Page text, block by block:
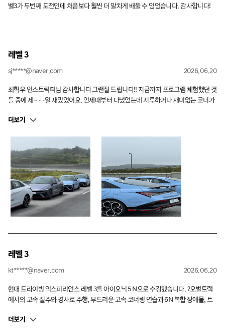
벨3가 두번째 도전인데 처음보다 훨씬 더 알차게 배울 수 있었습니다. 감사합니다!
레벨 3
sj*****@naver.com 2026.06.20
최혁우 인스트럭터님 감사합니다 그랜절 드립니다!! 지금까지 프로그램 체험했던 것
들 중에 제~~~일 재밌었어요. 인제때부터 다녔었는데 지루하거나 재미없는 코너가
고, 피드백도 정확깔끔 군더더기 없고, 특히 칭찬을 많이 해주셔서 자신감을 가지고
설명 중에 1등이세요!!! -부산에서 혼자왔던 사람-
더보기
레벨 3
kt*****@naver.com 2026.06.20
현대 드라이빙 익스피리언스 레벨 3를 아이오닉 5 N으로 수강했습니다. ?오벌트랙
에서의 고속 질주와 경사로 주행, 부드러운 고속 코너링 연습과 6N 복합 장애물, 트
에서 오버·언더스티어를 제어하며 배운 드리프트 연습이 가장 기억에 많이 남습니
더보기